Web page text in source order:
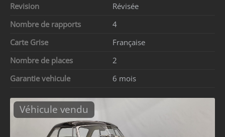
Revision
Révisée
Nombre de rapports
4
Carte Grise
Française
Nombre de places
2
Garantie vehicule
6 mois
Véhicule vendu